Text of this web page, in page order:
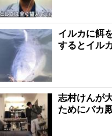
イルカに餌
するとイル
志村けんが
ためにバカ